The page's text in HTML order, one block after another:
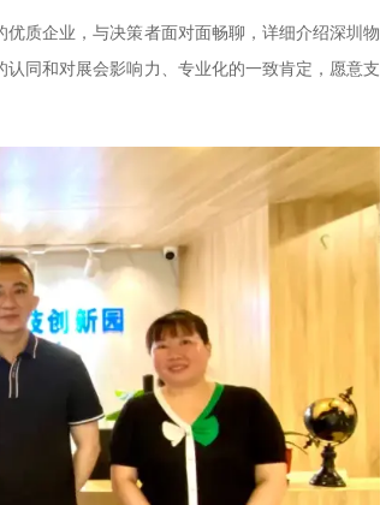
质企业，与决策者面对面畅聊，详细介绍深圳物
同和对展会影响力、专业化的一致肯定，愿意支